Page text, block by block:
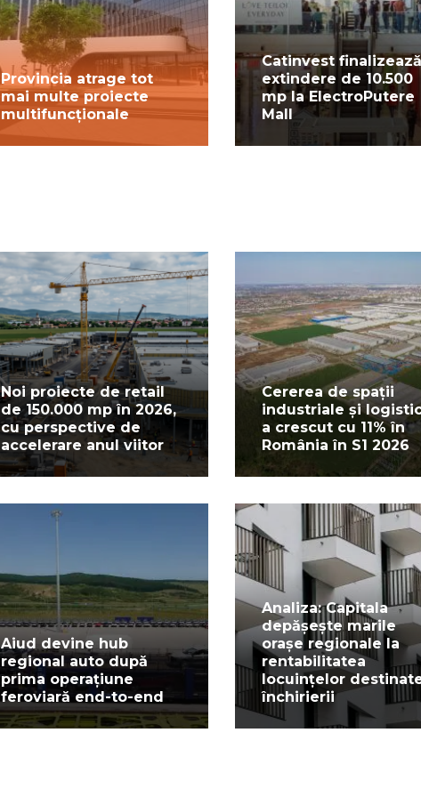
Provincia atrage tot
mai multe proiecte
multifuncționale
Catinvest
extindere de 10.500
mp la ElectroPutere
Mall
Noi proiecte de retail
de 150.000 mp în 2026,
cu perspective de
accelerare anul viitor
Cererea de spații
industriale și
a crescut cu 11% în
România în S1 2026
Aiud devine hub
regional auto după
prima operațiune
feroviară end-to-end
Analiza: Capitala
depășește marile
orașe regionale la
rentabilitatea
locuințelor
închirierii